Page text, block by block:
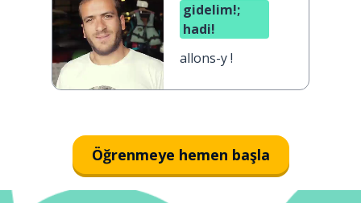
gidelim!;
hadi!
allons-y !
Öğrenmeye hemen başla